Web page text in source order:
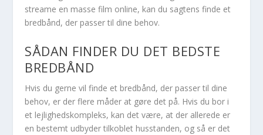
streame en masse film online, kan du sagtens finde et
bredbånd, der passer til dine behov.
SÅDAN FINDER DU DET BEDSTE
BREDBÅND
Hvis du gerne vil finde et bredbånd, der passer til dine
behov, er der flere måder at gøre det på. Hvis du bor i
et lejlighedskompleks, kan det være, at der allerede er
en bestemt udbyder tilkoblet husstanden, og så er det